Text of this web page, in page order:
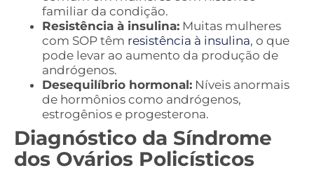
familiar da condição.
Resistência à insulina: Muitas mulheres
com SOP têm resistência à insulina, o que
pode levar ao aumento da produção de
andrógenos.
Desequilíbrio hormonal: Níveis anormais
de hormônios como andrógenos,
estrogênios e progesterona.
Diagnóstico da Síndrome
dos Ovários Policísticos